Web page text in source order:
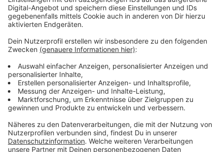
Weitere Infos und Links zum Thema:
Anzeige
Fortuna für Alle
So lief das erste Freispiel gegen Kaiserslautern
Anzeige